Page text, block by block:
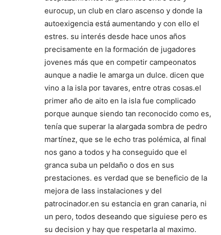
eurocup, un club en claro ascenso y donde la
autoexigencia está aumentando y con ello el
estres. su interés desde hace unos años
precisamente en la formación de jugadores
jovenes más que en competir campeonatos
aunque a nadie le amarga un dulce. dicen que
vino a la isla por tavares, entre otras cosas.el
primer año de aito en la isla fue complicado
porque aunque siendo tan reconocido como es,
tenía que superar la alargada sombra de pedro
martínez, que se le echo tras polémica, al final
nos gano a todos y ha conseguido que el
granca suba un peldaño o dos en sus
prestaciones. es verdad que se beneficio de la
mejora de lass instalaciones y del
patrocinador.en su estancia en gran canaria, ni
un pero, todos deseando que siguiese pero es
su decision y hay que respetarla al maximo.